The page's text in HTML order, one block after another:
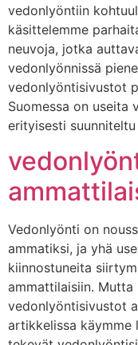
vedonlyöntiin
käsittelemme
neuvoja, jotka
vedonlyönnissä
vedonlyöntisivustot
Suomessa on
erityisesti
Vedonlyönti on
ammatiksi, ja yhä
kiinnostuneita
ammattilaisiin.
vedonlyöntisivustot
artikkelissa käymme